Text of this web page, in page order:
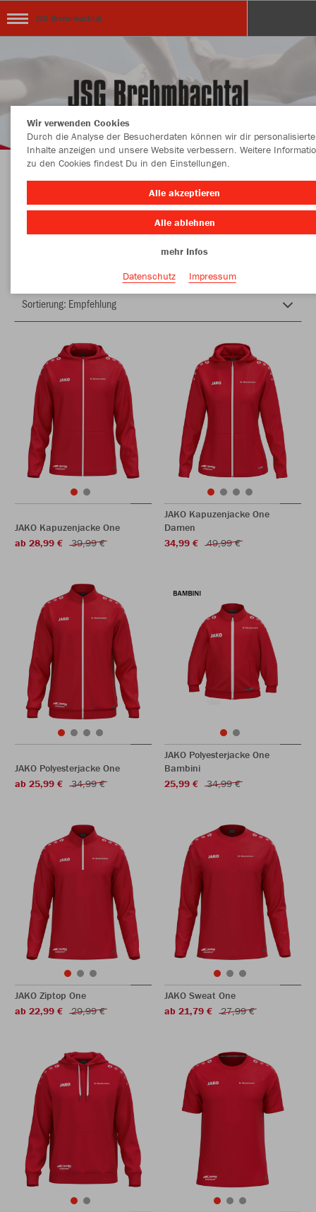
JSG Brehmbachtal
JSG Brehmbachtal
Farbe
JAKO Kapuzenjacke One
ab 28,99 €
39,99 €
JAKO Kapuzenjacke One
Damen
34,99 €
49,99 €
JAKO Polyesterjacke One
ab 25,99 €
34,99 €
JAKO Polyesterjacke One
Bambini
25,99 €
34,99 €
JAKO Ziptop One
ab 22,99 €
29,99 €
JAKO Sweat One
ab 21,79 €
27,99 €
Wir verwenden Cookies
Durch die Analyse der Besucherdaten können wir dir personalisierte
Inhalte anzeigen und unsere Website verbessern. Weitere
zu den Cookies findest Du in den Einstellungen.
Alle akzeptieren
Alle ablehnen
mehr Infos
Datenschutz
Impressum